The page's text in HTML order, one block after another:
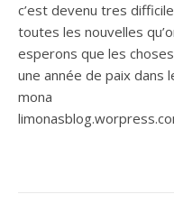
c’est devenu tres
toutes les nouvelles
esperons que les
une année de paix dans
mona